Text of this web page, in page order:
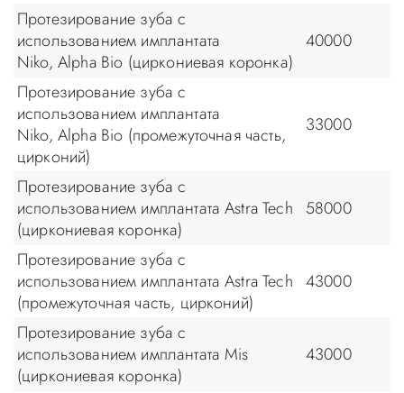
Протезирование зуба с
использованием имплантата
Niko, Alpha Bio (циркониевая коронка)
40000
Протезирование зуба с
использованием имплантата
Niko, Alpha Bio (промежуточная часть,
цирконий)
33000
Протезирование зуба с
использованием имплантата Astra Tech
(циркониевая коронка)
58000
Протезирование зуба с
использованием имплантата Astra Tech
(промежуточная часть, цирконий)
43000
Протезирование зуба с
использованием имплантата Mis
(циркониевая коронка)
43000